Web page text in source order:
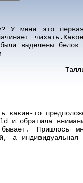
У меня это
выделены белок
какие-то
и обратила
Пришлось
а индивидуальная